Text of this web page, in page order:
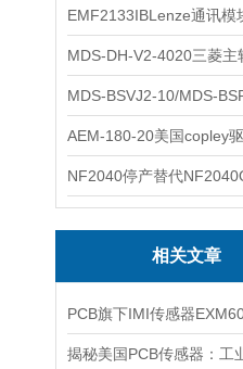
相关文章